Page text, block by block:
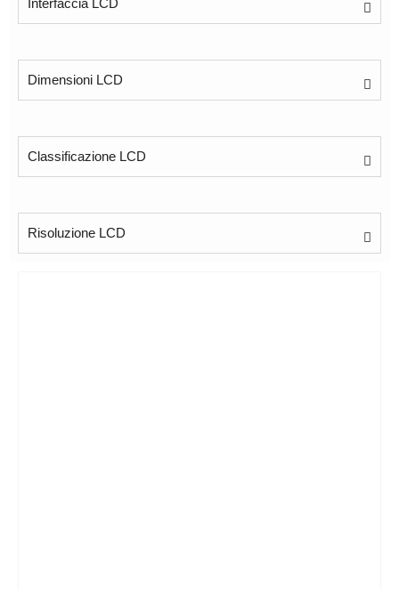
Interfaccia LCD
Dimensioni LCD
Classificazione LCD
Risoluzione LCD